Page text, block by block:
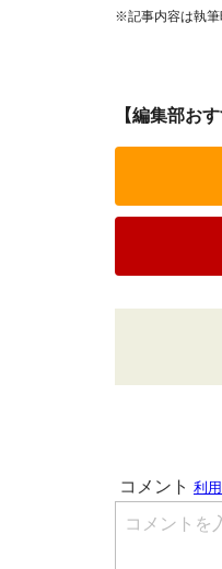
※記事内容は執筆
【編集部お